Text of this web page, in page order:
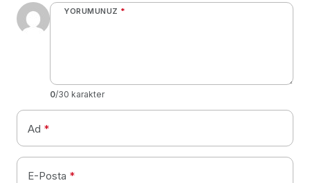
YORUMUNUZ *
0/30 karakter
Ad *
E-Posta *